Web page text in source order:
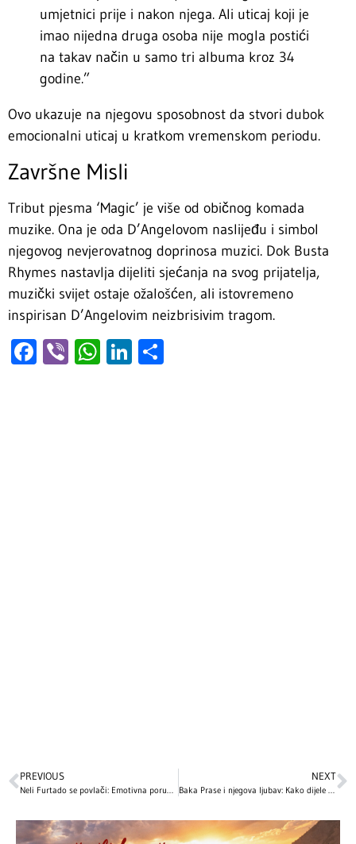
umjetnici prije i nakon njega. Ali uticaj koji je
imao nijedna druga osoba nije mogla postići
na takav način u samo tri albuma kroz 34
godine.”
Ovo ukazuje na njegovu sposobnost da stvori dubok
emocionalni uticaj u kratkom vremenskom periodu.
Završne Misli
Tribut pjesma ‘Magic’ je više od običnog komada
muzike. Ona je oda D’Angelovom naslijeđu i simbol
njegovog nevjerovatnog doprinosa muzici. Dok Busta
Rhymes nastavlja dijeliti sjećanja na svog prijatelja,
muzički svijet ostaje ožalošćen, ali istovremeno
inspirisan D’Angelovim neizbrisivim tragom.
Facebook
ViberWhatsApp
LinkedIn
PREVIOUS NEXT